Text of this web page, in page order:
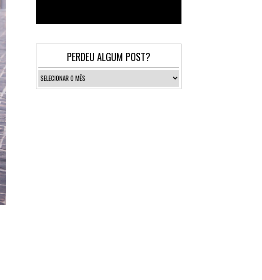
PERDEU ALGUM POST?